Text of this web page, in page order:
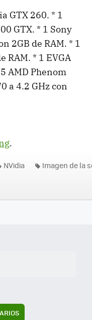
GTX 260. * 1
GTX. * 1 Sony
2GB de RAM. * 1
RAM. * 1 EVGA
AMD Phenom
a 4.2 GHz con
.
NVidia Imagen de la